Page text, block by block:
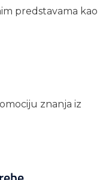
predstavama kao
znanja iz